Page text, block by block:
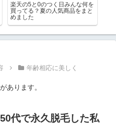
楽天の5と0のつく日みんな何を
買ってる？夏の人気商品をまと
めました
年齢相応に美しく
あります。
代で永久脱毛した私